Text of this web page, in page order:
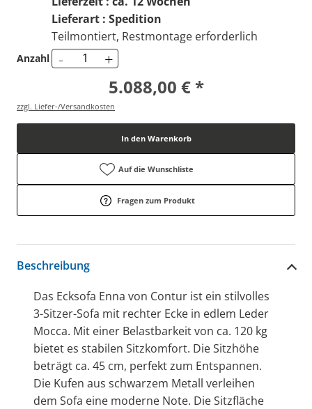
Lieferart : Spedition
Teilmontiert, Restmontage erforderlich
Anzahl - +
5.088,00 € *
zzgl. Liefer-/Versandkosten
In den Warenkorb
Auf die Wunschliste
Fragen zum Produkt
Beschreibung
Das Ecksofa Enna von Contur ist ein stilvolles
3-Sitzer-Sofa mit rechter Ecke in edlem Leder
Mocca. Mit einer Belastbarkeit von ca. 120 kg
bietet es stabilen Sitzkomfort. Die Sitzhöhe
beträgt ca. 45 cm, perfekt zum Entspannen.
Die Kufen aus schwarzem Metall verleihen
dem Sofa eine moderne Note. Die Sitzfläche